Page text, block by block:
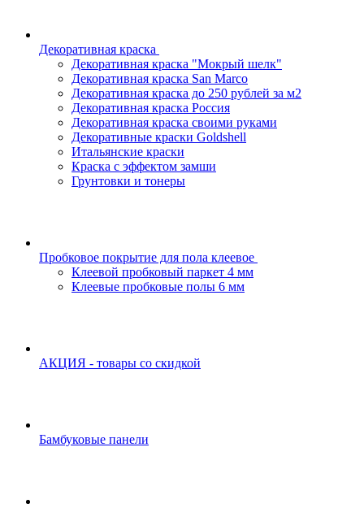
Декоративная краска
Декоративная краска "Мокрый шелк"
Декоративная краска San Marco
Декоративная краска до 250 рублей за м2
Декоративная краска Россия
Декоративная краска своими руками
Декоративные краски Goldshell
Итальянские краски
Краска с эффектом замши
Грунтовки и тонеры
Пробковое покрытие для пола клеевое
Клеевой пробковый паркет 4 мм
Клеевые пробковые полы 6 мм
АКЦИЯ - товары со скидкой
Бамбуковые панели